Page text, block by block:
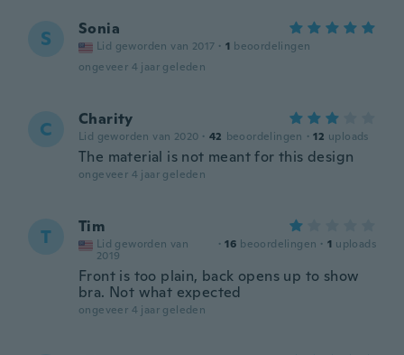
S Sonia
Lid geworden van 2017 · 1 beoordelingen
ongeveer 4 jaar geleden
C Charity
Lid geworden van 2020 · 42 beoordelingen · 12 uploads
The material is not meant for this design
ongeveer 4 jaar geleden
T Tim
Lid geworden van
2019
· 16 beoordelingen · 1 uploads
Front is too plain, back opens up to show
bra. Not what expected
ongeveer 4 jaar geleden